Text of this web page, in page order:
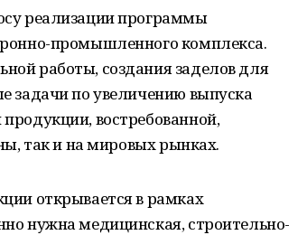
реализации программы
промышленного комплекса.
работы, создания заделов для
задачи по увеличению выпуска
востребованной,
так и на мировых рынках.
открывается в рамках
нужна медицинская, строительно-